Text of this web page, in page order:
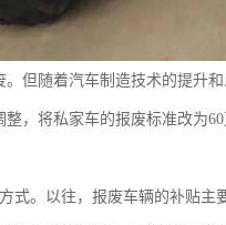
但随着汽车制造技术的提升
，将私家车的报废标准改为60
式。以往，报废车辆的补贴主